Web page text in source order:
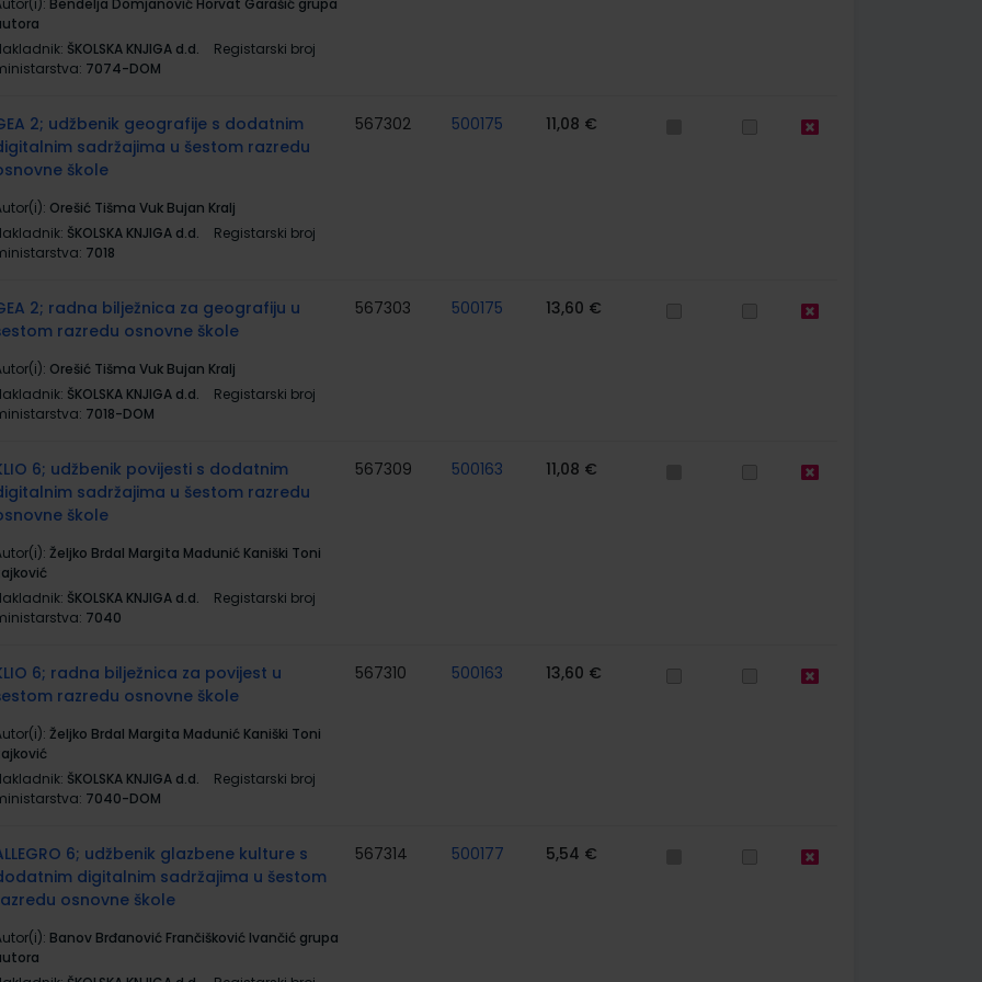
Bendelja Domjanović Horvat Garašić grupa
ŠKOLSKA KNJIGA d.d.
Registarski broj
7074-DOM
2; udžbenik geografije s dodatnim
sadržajima u šestom razredu
škole
Orešić Tišma Vuk Bujan Kralj
ŠKOLSKA KNJIGA d.d.
Registarski broj
7018
567302 500175 11,08 €
2; radna bilježnica za geografiju u
razredu osnovne škole
Orešić Tišma Vuk Bujan Kralj
ŠKOLSKA KNJIGA d.d.
Registarski broj
7018-DOM
567303 500175 13,60 €
6; udžbenik povijesti s dodatnim
sadržajima u šestom razredu
škole
Željko Brdal Margita Madunić Kaniški Toni
ŠKOLSKA KNJIGA d.d.
Registarski broj
7040
567309 500163 11,08 €
6; radna bilježnica za povijest u
razredu osnovne škole
Željko Brdal Margita Madunić Kaniški Toni
ŠKOLSKA KNJIGA d.d.
Registarski broj
7040-DOM
567310 500163 13,60 €
6; udžbenik glazbene kulture s
digitalnim sadržajima u šestom
osnovne škole
Banov Brđanović Frančišković Ivančić grupa
567314 500177 5,54 €